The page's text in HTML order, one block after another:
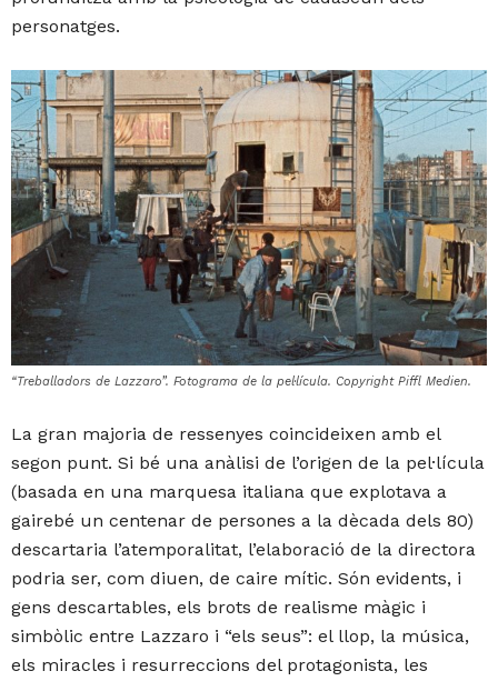
personatges.
“Treballadors de Lazzaro”. Fotograma de la pel·lícula. Copyright Piffl Medien.
La gran majoria de ressenyes coincideixen amb el
segon punt. Si bé una anàlisi de l’origen de la pel·lícula
(basada en una marquesa italiana que explotava a
gairebé un centenar de persones a la dècada dels 80)
descartaria l’atemporalitat, l’elaboració de la directora
podria ser, com diuen, de caire mític. Són evidents, i
gens descartables, els brots de realisme màgic i
simbòlic entre Lazzaro i “els seus”: el llop, la música,
els miracles i resurreccions del protagonista, les